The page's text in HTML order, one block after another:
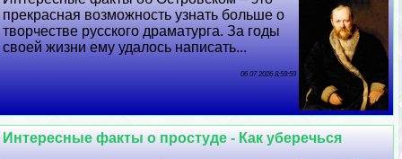
прекрасная возможность узнать больше о
творчестве русского драматурга. За годы
своей жизни ему удалось написать...
06 07 2026 8:59:59
Интересные факты о простуде - Как уберечься